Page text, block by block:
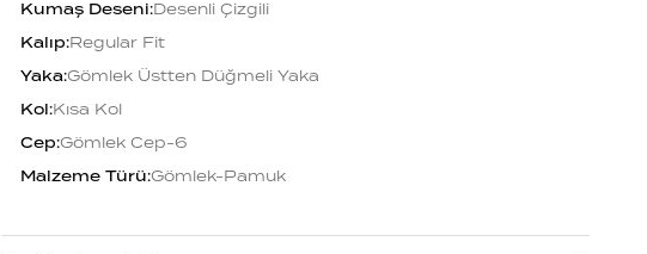
Kumaş Deseni:Desenli Çizgili
Kalıp:Regular Fit
Yaka:Gömlek Üstten Düğmeli Yaka
Kol:Kısa Kol
Cep:Gömlek Cep-6
Malzeme Türü:Gömlek-Pamuk